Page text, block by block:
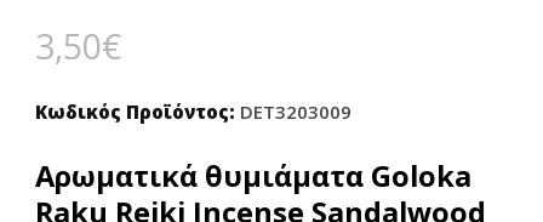
3,50€
Κωδικός Προϊόντος: DET3203009
Αρωματικά θυμιάματα Goloka
Raku Reiki Incense Sandalwood